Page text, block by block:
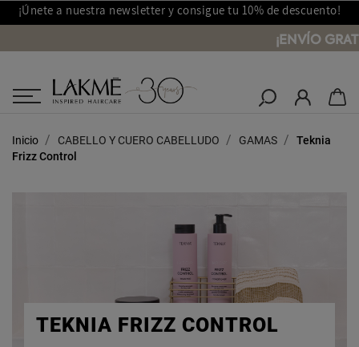
¡Únete a nuestra newsletter y consigue tu 10% de descuento!
¡ENVÍO
Salones Lakmé
Inicio CABELLO Y CUERO CABELLUDO GAMAS
Teknia
Frizz Control
TEKNIA FRIZZ CONTROL